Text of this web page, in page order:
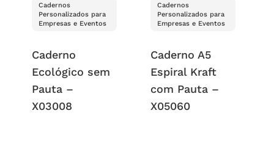
Cadernos
Personalizados para
Empresas e Eventos
Caderno
Ecológico sem
Pauta –
X03008
Cadernos
Personalizados para
Empresas e Eventos
Caderno A5
Espiral Kraft
com Pauta –
X05060